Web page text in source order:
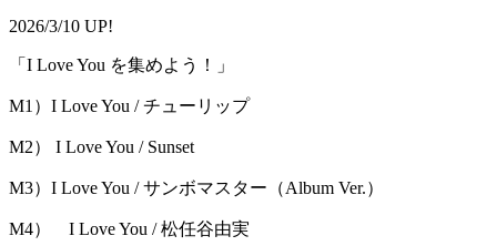
2026/3/10 UP!
「I Love You を集めよう！」
M1）I Love You / チューリップ
M2） I Love You / Sunset
M3）I Love You / サンボマスター（Album Ver.）
M4） I Love You / 松任谷由実